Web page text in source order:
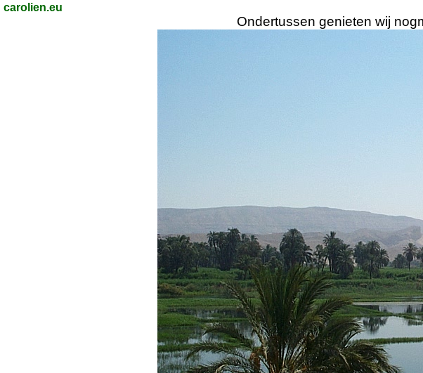
carolien.eu
Ondertussen genieten wij